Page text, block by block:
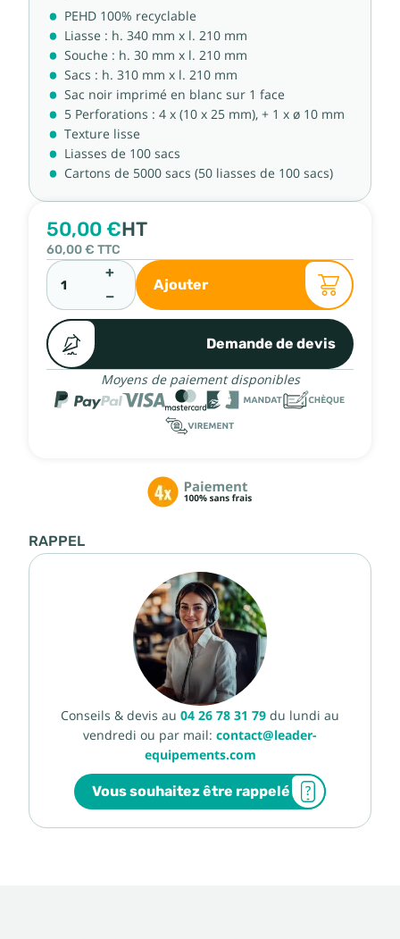
PEHD 100% recyclable
Liasse : h. 340 mm x l. 210 mm
Souche : h. 30 mm x l. 210 mm
Sacs : h. 310 mm x l. 210 mm
Sac noir imprimé en blanc sur 1 face
5 Perforations : 4 x (10 x 25 mm), + 1 x ø 10 mm
Texture lisse
Liasses de 100 sacs
Cartons de 5000 sacs (50 liasses de 100 sacs)
50,00 €HT
60,00 € TTC
+
−
Ajouter
Demande de devis
Moyens de paiement disponibles
RAPPEL
Conseils & devis au 04 26 78 31 79 du lundi au
vendredi ou par mail: contact@leader-
equipements.com
Vous souhaitez être rappelé